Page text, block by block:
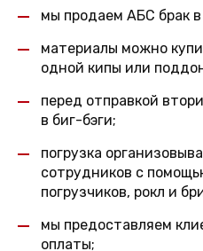
мы продаем АБС брак
материалы можно
одной кипы или
перед отправкой
в биг-бэги;
погрузка
сотрудников с
погрузчиков, рокл и
мы предоставляем
оплаты;